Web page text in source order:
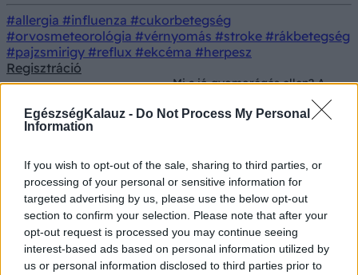
EgészségKalauz - Do Not Process My Personal
Information
If you wish to opt-out of the sale, sharing to third parties, or
processing of your personal or sensitive information for
targeted advertising by us, please use the below opt-out
section to confirm your selection. Please note that after your
opt-out request is processed you may continue seeing
interest-based ads based on personal information utilized by
us or personal information disclosed to third parties prior to
#allergia #influenza #cukorbetegség
#orvosmeteorológia #vérnyomás #stroke #rákbetegség
#pajzsmirigy #reflux #ekcéma #herpesz
Regisztráció
Mi a jó gyomorégés ellen? A
szakgyógyszerész elárulja,
mik használhatnak és mik nem
szakgyógyszerész elárulja, mik
használhatnak és mik nem